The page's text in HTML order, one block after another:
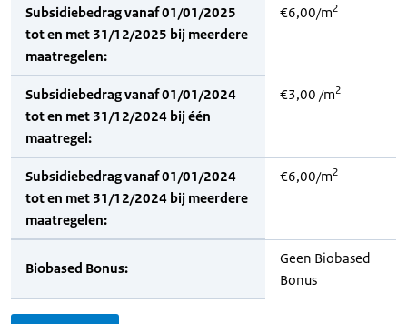
Subsidiebedrag vanaf 01/01/2025
tot en met 31/12/2025 bij meerdere
maatregelen:
€6,00/m2
Subsidiebedrag vanaf 01/01/2024
tot en met 31/12/2024 bij één
maatregel:
€3,00 /m2
Subsidiebedrag vanaf 01/01/2024
tot en met 31/12/2024 bij meerdere
maatregelen:
€6,00/m2
Biobased Bonus:
Geen Biobased
Bonus